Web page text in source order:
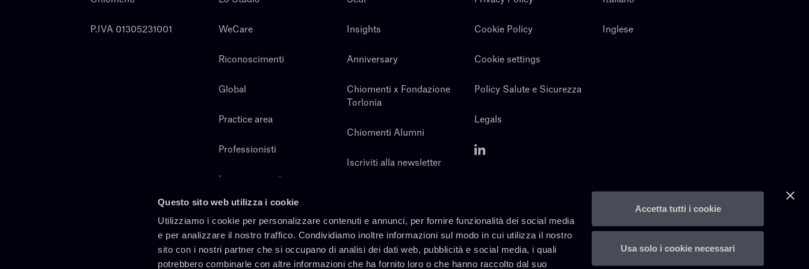
Questo sito web utilizza i cookie
Utilizziamo i cookie per personalizzare contenuti e annunci, per fornire funzionalità dei social media
e per analizzare il nostro traffico. Condividiamo inoltre informazioni sul modo in cui utilizza il nostro
sito con i nostri partner che si occupano di analisi dei dati web, pubblicità e social media, i quali
potrebbero combinarle con altre informazioni che ha fornito loro o che hanno raccolto dal suo
Accetta tutti i cookie
Usa solo i cookie necessari
P.IVA 01305231001 WeCare
Riconoscimenti
Global
Practice area
Professionisti
Lavora con noi
Insights
Anniversary
Chiomenti x Fondazione
Torlonia
Chiomenti Alumni
Iscriviti alla newsletter
Cookie Policy
Cookie settings
Policy Salute e Sicurezza
Legals
Inglese